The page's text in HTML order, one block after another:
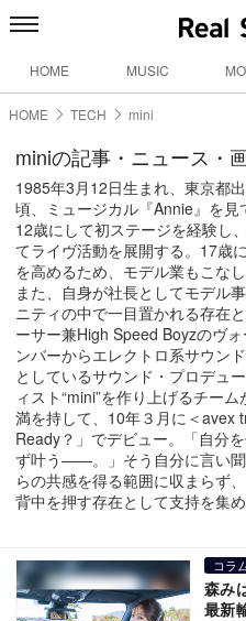
HOME MUSIC
HOME TECH mini
miniの記事・ニュース・
1985年3月12日生まれ、東京都
頃、ミュージカル『Annie』を見
12歳にして初ステージを経験し
てライヴ活動を展開する。17歳
を高めるため、モデル業もこな
また、自身が社長としてモデル
ニティの中で一目置かれる存在
ーサー兼High Speed Boyzのヴ
ンバーからエレクトロ系サウン
としているサウンド・プロデュ
ィスト“mini”を作り上げるチーム
満を持して、10年３月に＜avex
Ready？」でデビュー。「自分
ず叶う——。」そう自分に言い
らの共感を得る範囲に収まらず
背中を押す存在として支持を集め
コラ
森み
最新